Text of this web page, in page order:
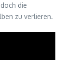
die
zu verlieren.